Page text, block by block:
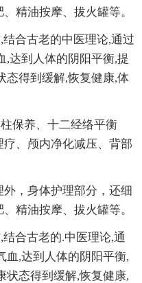
精油按摩、拔火罐等。
合古老的中医理论,通过
,达到人体的阴阳平衡,提
态得到缓解,恢复健康,体
保养、十二经络平衡
、颅内净化减压、背部
，身体护理部分，还细
精油按摩、拔火罐等。
合古老的.中医理论,通
血,达到人体的阴阳平衡,
状态得到缓解,恢复健康,